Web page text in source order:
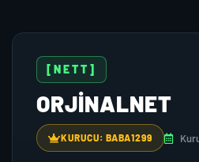
[NETT]
ORJINALNET
KURUCU: BABA1299